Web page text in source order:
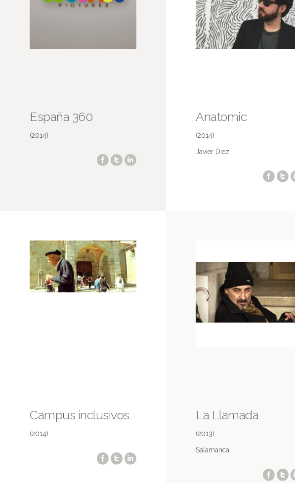
España 360
(2014)
Anatomic
(2014)
Javier Díez
Campus inclusivos
(2014)
La Llamada
(2013)
Salamanca